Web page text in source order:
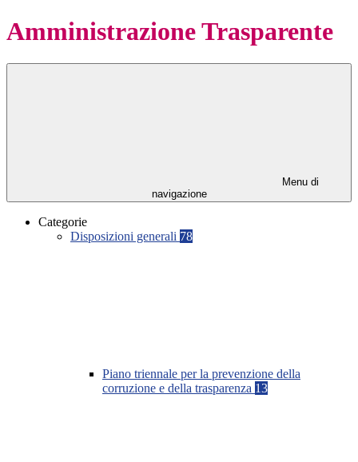
Amministrazione Trasparente
Menu di
navigazione
Categorie
Disposizioni generali 78
Piano triennale per la prevenzione della
corruzione e della trasparenza 13